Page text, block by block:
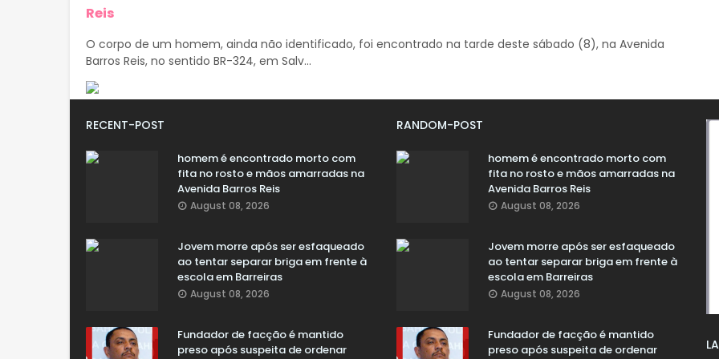
Reis
O corpo de um homem, ainda não identificado, foi encontrado na tarde deste sábado (8), na Avenida
Barros Reis, no sentido BR-324, em Salv...
RECENT-POST
homem é encontrado morto com
fita no rosto e mãos amarradas na
Avenida Barros Reis
August 08, 2026
Jovem morre após ser esfaqueado
ao tentar separar briga em frente à
escola em Barreiras
August 08, 2026
Fundador de facção é mantido
preso após suspeita de ordenar
RANDOM-POST
homem é encontrado morto com
fita no rosto e mãos amarradas na
Avenida Barros Reis
August 08, 2026
Jovem morre após ser esfaqueado
ao tentar separar briga em frente à
escola em Barreiras
August 08, 2026
Fundador de facção é mantido
preso após suspeita de ordenar